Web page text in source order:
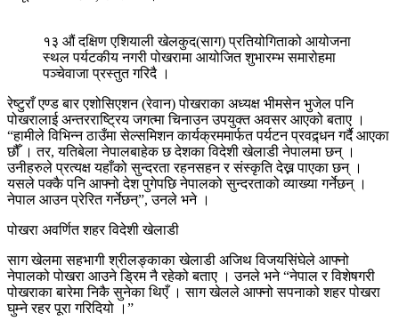
१३ औं दक्षिण एशियाली खेलकुद(साग) प्रतियोगिताको आयोजना
स्थल पर्यटकीय नगरी पोखरामा आयोजित शुभारम्भ समारोहमा
पञ्चेवाजा प्रस्तुत गरिदै ।
रेष्टुराँ एण्ड बार एशोसिएशन (रेवान) पोखराका अध्यक्ष भीमसेन भुजेल पनि
पोखरालाई अन्तरराष्ट्रिय जगत्मा चिनाउन उपयुक्त अवसर आएको बताए ।
“हामीले विभिन्न ठाउँमा सेल्समिशन कार्यक्रममार्फत पर्यटन प्रवद्र्धन गर्दै आएका
छौँ । तर, यतिबेला नेपालबाहेक छ देशका विदेशी खेलाडी नेपालमा छन् ।
उनीहरुले प्रत्यक्ष यहाँको सुन्दरता रहनसहन र संस्कृति देख्न पाएका छन् ।
यसले पक्कै पनि आफ्नो देश पुगेपछि नेपालको सुन्दरताको व्याख्या गर्नेछन् ।
नेपाल आउन प्रेरित गर्नेछन्”, उनले भने ।
पोखरा अवर्णित शहर विदेशी खेलाडी
साग खेलमा सहभागी श्रीलङ्काका खेलाडी अजिथ विजयसिंघेले आफ्नो
नेपालको पोखरा आउने ड्रिम नै रहेको बताए । उनले भने “नेपाल र विशेषगरी
पोखराका बारेमा निकै सुनेका थिएँ । साग खेलले आफ्नो सपनाको शहर पोखरा
घुम्ने रहर पूरा गरिदियो ।”